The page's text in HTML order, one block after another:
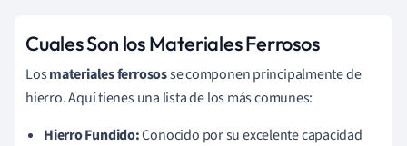
Cuales Son los Materiales Ferrosos
Losmateriales ferrososse componen principalmente de
hierro. Aquí tienes una lista de los más comunes:
Hierro Fundido:Conocido por su excelente capacidad